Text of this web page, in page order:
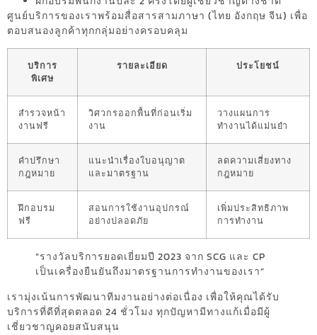
ศูนย์บริการของเราพร้อมสื่อสารสามภาษา (ไทย อังกฤษ จีน) เพื่อ
ตอบสนองลูกค้าทุกกลุ่มอย่างครอบคลุม
บริการ
พิเศษ
รายละเอียด ประโยชน์
สำรวจหน้า
งานฟรี
วิศวกรออกพื้นที่ก่อนเริ่ม
งาน
วางแผนการ
ทำงานได้แม่นยำ
คำปรึกษา
กฎหมาย
แนะนำเรื่องใบอนุญาต
และมาตรฐาน
ลดความเสี่ยงทาง
กฎหมาย
ฝึกอบรม
ฟรี
สอนการใช้งานอุปกรณ์
อย่างปลอดภัย
เพิ่มประสิทธิภาพ
การทำงาน
“รางวัลบริการยอดเยี่ยมปี 2023 จาก SCG และ CP
เป็นเครื่องยืนยันถึงมาตรฐานการทำงานของเรา”
เรามุ่งเน้นการพัฒนาทีมงานอย่างต่อเนื่อง เพื่อให้คุณได้รับ
บริการที่ดีที่สุดตลอด 24 ชั่วโมง ทุกปัญหามีทางแก้เมื่อมีผู้
เชี่ยวชาญคอยสนับสนุน